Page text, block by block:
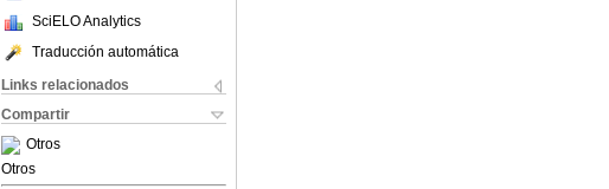
SciELO Analytics
Traducción automática
Links relacionados
Compartir
Otros
Otros